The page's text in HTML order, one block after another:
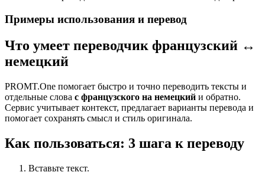
Примеры использования и перевод
Что умеет переводчик французский ↔
немецкий
PROMT.One помогает быстро и точно переводить тексты и
отдельные слова с французского на немецкий и обратно.
Сервис учитывает контекст, предлагает варианты перевода и
помогает сохранять смысл и стиль оригинала.
Как пользоваться: 3 шага к переводу
Вставьте текст.